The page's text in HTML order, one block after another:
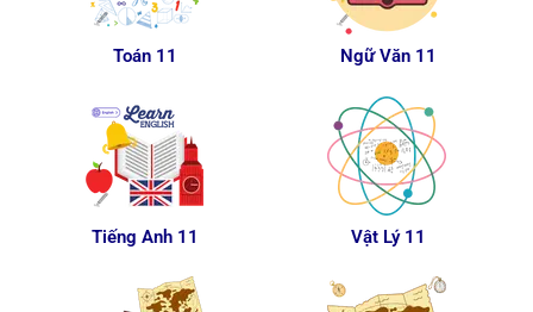
Toán 11 Ngữ Văn 11
Tiếng Anh 11 Vật Lý 11